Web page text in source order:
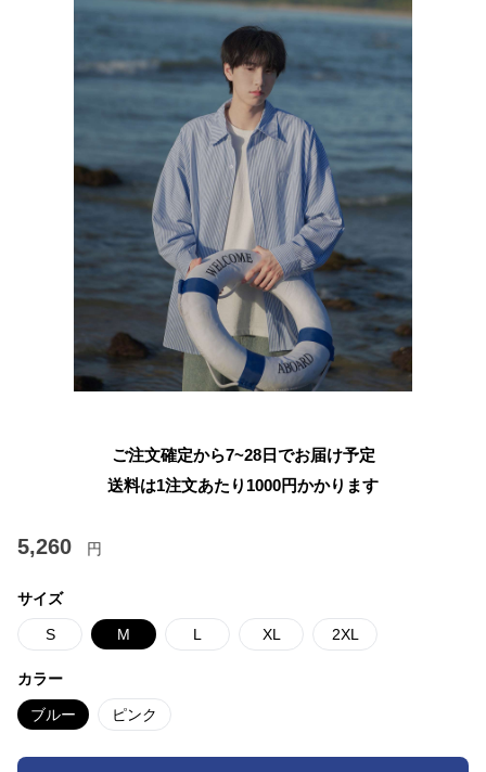
ご注文確定から7~28日でお届け予定
送料は1注文あたり 1000円かかります
5,260 円
サイズ
S M L XL 2XL
カラー
ブルー ピンク